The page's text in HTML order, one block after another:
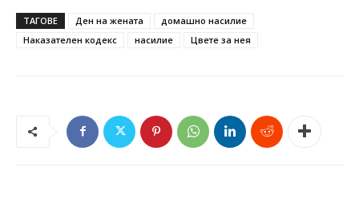
ТАГОВЕ Ден на жената
домашно насилие
Наказателен кодекс
насилие Цвете за нея